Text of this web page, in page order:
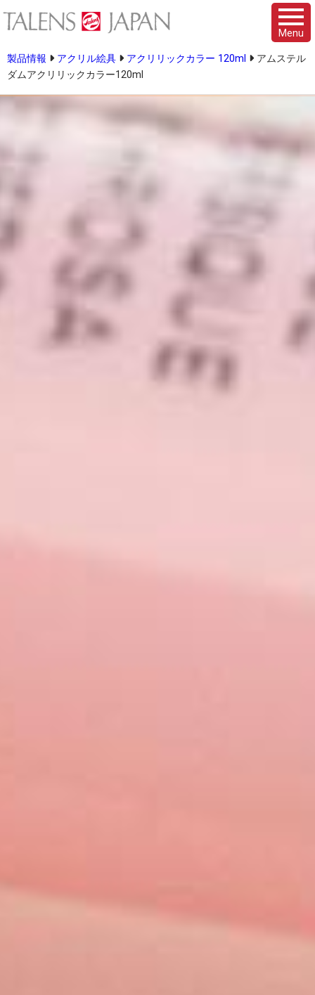
Menu
製品情報 アクリル絵具 アクリリックカラー 120ml
アムステル
ダムアクリリックカラー120ml